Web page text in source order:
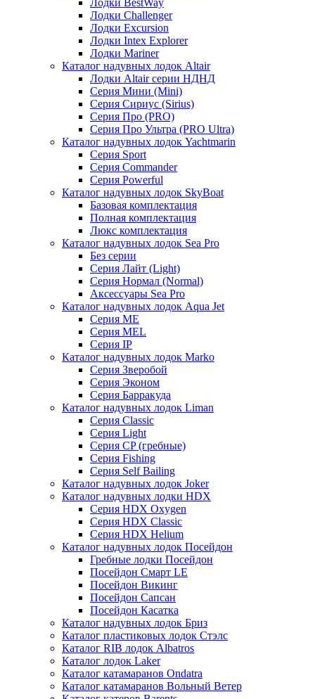
Лодки BestWay
Лодки Challenger
Лодки Excursion
Лодки Intex Explorer
Лодки Mariner
Каталог надувных лодок Altair
Лодки Altair серии НДНД
Серия Мини (Mini)
Серия Сириус (Sirius)
Серия Про (PRO)
Серия Про Ультра (PRO Ultra)
Каталог надувных лодок Yachtmarin
Серия Sport
Серия Commander
Серия Powerful
Каталог надувных лодок SkyBoat
Базовая комплектация
Полная комплектация
Люкс комплектация
Каталог надувных лодок Sea Pro
Без серии
Серия Лайт (Light)
Серия Нормал (Normal)
Аксессуары Sea Pro
Каталог надувных лодок Aqua Jet
Серия ME
Серия MEL
Серия IP
Каталог надувных лодок Marko
Серия Зверобой
Серия Эконом
Серия Барракуда
Каталог надувных лодок Liman
Серия Classic
Серия Light
Серия CP (гребные)
Серия Fishing
Серия Self Bailing
Каталог надувных лодок Joker
Каталог надувных лодки HDX
Серия HDX Oxygen
Серия HDX Classic
Серия HDX Helium
Каталог надувных лодок Посейдон
Гребные лодки Посейдон
Посейдон Смарт LE
Посейдон Викинг
Посейдон Сапсан
Посейдон Касатка
Каталог надувных лодок Бриз
Каталог пластиковых лодок Стэлс
Каталог RIB лодок Albatros
Каталог лодок Laker
Каталог катамаранов Ondatra
Каталог катамаранов Вольный Ветер